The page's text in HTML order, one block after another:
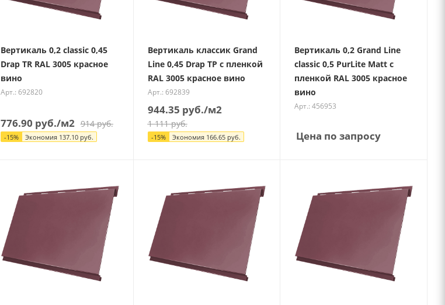
Вертикаль 0,2 classic 0,45
Drap TR RAL 3005 красное
вино
Арт.: 692820
776.90 руб./м2 914руб.
-15% Экономия 137.10руб.
Вертикаль классик Grand
Line 0,45 Drap ТР с пленкой
RAL 3005 красное вино
Арт.: 692839
944.35 руб./м2
1 111руб.
-15% Экономия 166.65руб.
Вертикаль 0,2 Grand Line
classic 0,5 PurLite Matt с
пленкой RAL 3005 красное
вино
Арт.: 456953
Цена по запросу